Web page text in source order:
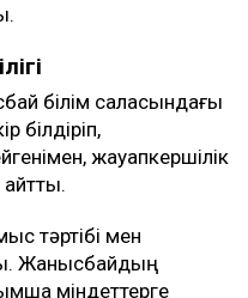
білім саласындағы
білдіріп,
жауапкершілік
айтты.
тәртібі мен
Жанысбайдың
міндеттерге